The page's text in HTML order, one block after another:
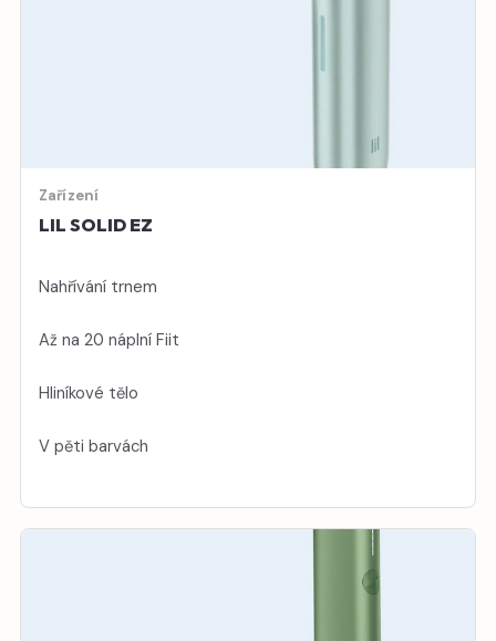
Zařízení
LIL SOLID EZ
Nahřívání trnem
Až na 20 náplní Fiit
Hliníkové tělo
V pěti barvách